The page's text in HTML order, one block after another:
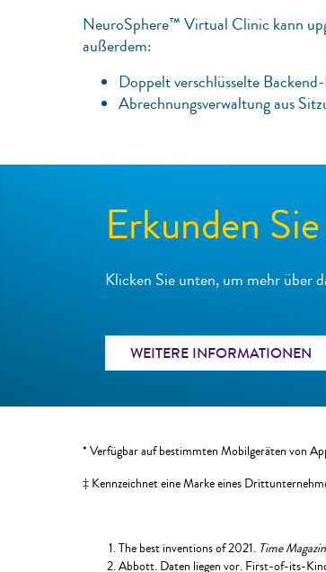
NeuroSphere™ Virtual Clinic kann
außerdem:
Doppelt verschlüsselte
Abrechnungsverwaltung aus
Erkunden
Klicken Sie unten, um mehr
WEITERE INFORMATIONEN
* Verfügbar auf bestimmten Mobilgeräten von
‡ Kennzeichnet eine Marke eines
The best inventions of 2021. Time
Abbott. Daten liegen vor. First-of-its-